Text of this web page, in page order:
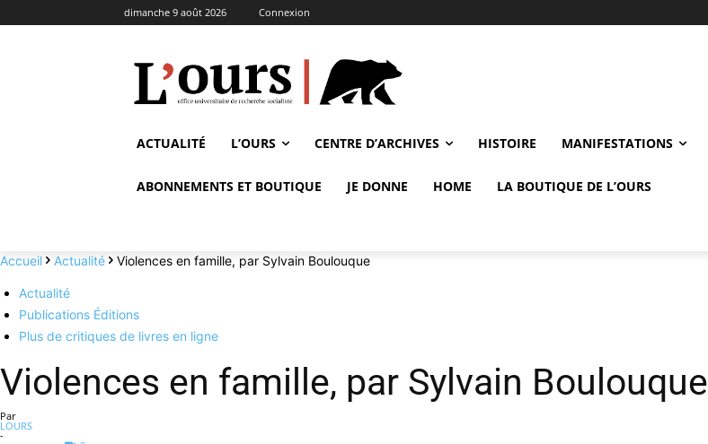
dimanche 9 août 2026 Connexion
ACTUALITÉ L’OURS CENTRE D’ARCHIVES HISTOIRE MANIFESTATIONS
ABONNEMENTS ET BOUTIQUE JE DONNE HOME LA BOUTIQUE DE L’OURS
Accueil Actualité Violences en famille, par Sylvain Boulouque
Actualité
Publications Éditions
Plus de critiques de livres en ligne
Violences en famille, par Sylvain Boulouque
Par
LOURS
-